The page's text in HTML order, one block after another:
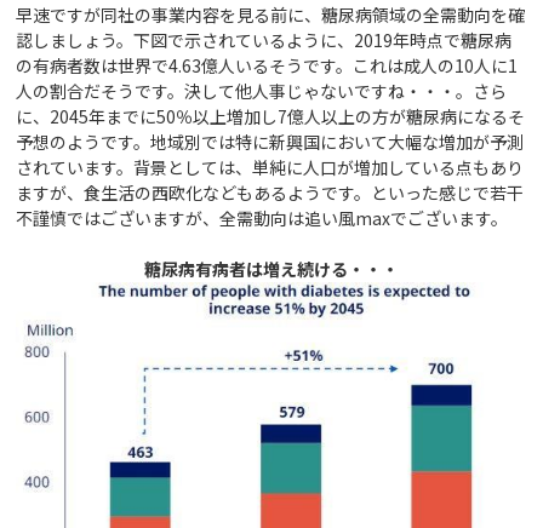
早速ですが同社の事業内容を見る前に、糖尿病領域の全需動向を確
認しましょう。下図で示されているように、2019年時点で糖尿病
の有病者数は世界で4.63億人いるそうです。これは成人の10人に1
人の割合だそうです。決して他人事じゃないですね・・・。さら
に、2045年までに50％以上増加し7億人以上の方が糖尿病になるそ
予想のようです。地域別では特に新興国において大幅な増加が予測
されています。背景としては、単純に人口が増加している点もあり
ますが、食生活の西欧化などもあるようです。といった感じで若干
不謹慎ではございますが、全需動向は追い風maxでございます。
糖尿病有病者は増え続ける・・・